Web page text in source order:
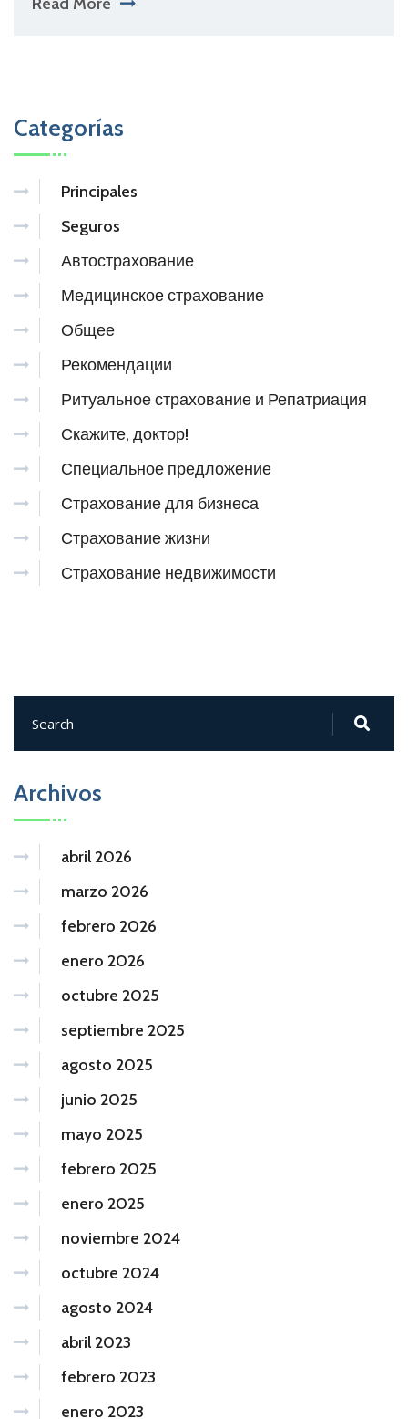
Categorías
Principales
Seguros
Автострахование
Медицинское страхование
Общее
Рекомендации
Ритуальное страхование и Репатриация
Скажите, доктор!
Специальное предложение
Страхование для бизнеса
Страхование жизни
Страхование недвижимости
Archivos
abril 2026
marzo 2026
febrero 2026
enero 2026
octubre 2025
septiembre 2025
agosto 2025
junio 2025
mayo 2025
febrero 2025
enero 2025
noviembre 2024
octubre 2024
agosto 2024
abril 2023
febrero 2023
enero 2023